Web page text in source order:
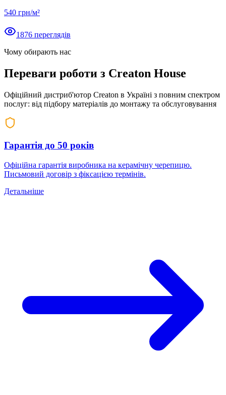
540 грн/м²
1876 переглядів
Чому обирають нас
Переваги роботи з Creaton House
Офіційний дистриб'ютор Creaton в Україні з повним спектром
послуг: від підбору матеріалів до монтажу та обслуговування
Гарантія до 50 років
Офіційна гарантія виробника на керамічну черепицю.
Письмовий договір з фіксацією термінів.
Детальніше